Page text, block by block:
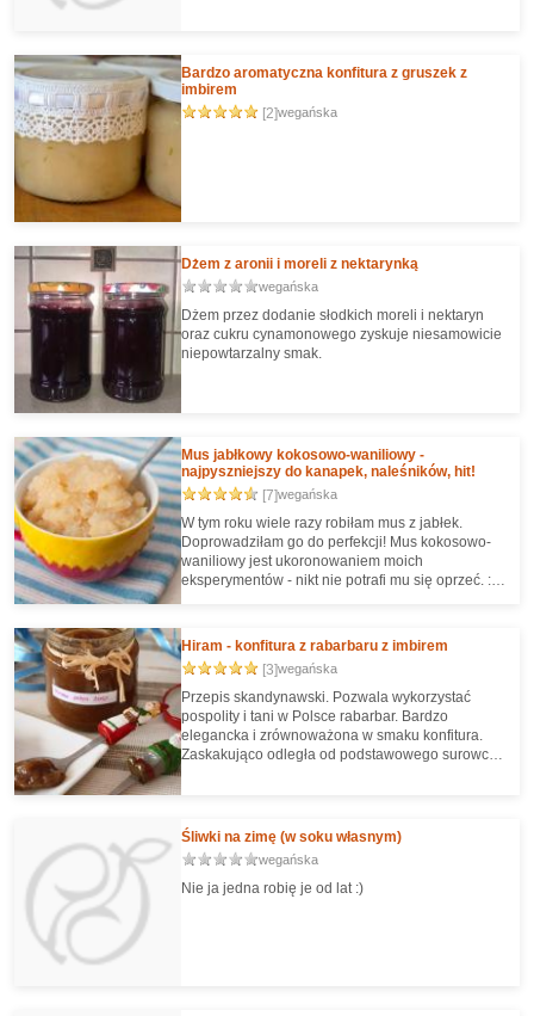
Bardzo aromatyczna konfitura z gruszek z
imbirem
[2]wegańska
Dżem z aronii i moreli z nektarynką
wegańska
Dżem przez dodanie słodkich moreli i nektaryn
oraz cukru cynamonowego zyskuje niesamowicie
niepowtarzalny smak.
Mus jabłkowy kokosowo-waniliowy -
najpyszniejszy do kanapek, naleśników, hit!
[7]wegańska
W tym roku wiele razy robiłam mus z jabłek.
Doprowadziłam go do perfekcji! Mus kokosowo-
waniliowy jest ukoronowaniem moich
eksperymentów - nikt nie potrafi mu się oprzeć. :)
Hiram - konfitura z rabarbaru z imbirem
[3]wegańska
Przepis skandynawski. Pozwala wykorzystać
pospolity i tani w Polsce rabarbar. Bardzo
elegancka i zrównoważona w smaku konfitura.
Zaskakująco odległa od podstawowego surowca -
Śliwki na zimę (w soku własnym)
wegańska
Nie ja jedna robię je od lat :)